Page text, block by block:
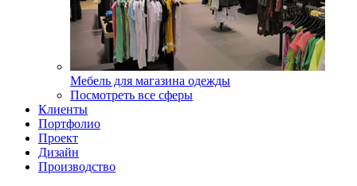
Мебель для магазина одежды
Посмотреть все сферы
Клиенты
Портфолио
Проект
Дизайн
Производство